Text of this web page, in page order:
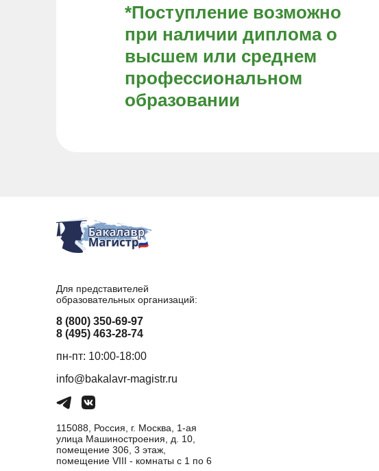
*Поступление возможно
при наличии диплома о
высшем или среднем
профессиональном
образовании
Для представителей
образовательных организаций:
8 (800) 350-69-97
8 (495) 463-28-74
пн-пт: 10:00-18:00
info@bakalavr-magistr.ru
115088, Россия, г. Москва, 1-ая
улица Машиностроения, д. 10,
помещение 306, 3 этаж,
помещение VIII - комнаты с 1 по 6